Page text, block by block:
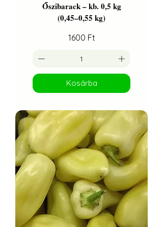
Őszibarack – kb. 0,5 kg
(0,45–0,55 kg)
Ár
1600 Ft
Kosárba